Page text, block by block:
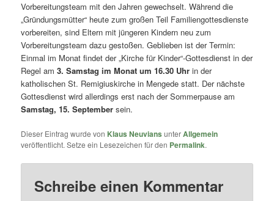
Vorbereitungsteam mit den Jahren gewechselt. Während die
„Gründungsmütter“ heute zum großen Teil Familiengottesdienste
vorbereiten, sind Eltern mit jüngeren Kindern neu zum
Vorbereitungsteam dazu gestoßen. Geblieben ist der Termin:
Einmal im Monat findet der „Kirche für Kinder“-Gottesdienst in der
Regel am3. Samstag im Monat um 16.30 Uhr in der
katholischen St. Remigiuskirche in Mengede statt. Der nächste
Gottesdienst wird allerdings erst nach der Sommerpause am
Samstag, 15. September sein.
Dieser Eintrag wurde von Klaus Neuvians unterAllgemein
veröffentlicht. Setze ein Lesezeichen für den Permalink.
Schreibe einen Kommentar